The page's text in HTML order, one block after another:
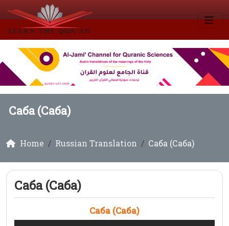
Саба (Саба)
Home Russian Translation Саба (Саба)
Саба (Саба)
Саба (Саба)